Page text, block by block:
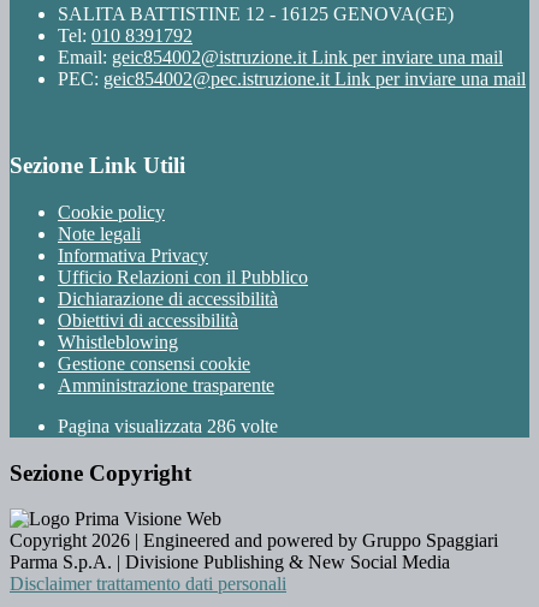
SALITA BATTISTINE 12 - 16125 GENOVA(GE)
Tel: 010 8391792
Email: geic854002@istruzione.it Link per inviare una mail
PEC: geic854002@pec.istruzione.it Link per inviare una mail
Sezione Link Utili
Cookie policy
Note legali
Informativa Privacy
Ufficio Relazioni con il Pubblico
Dichiarazione di accessibilità
Obiettivi di accessibilità
Whistleblowing
Gestione consensi cookie
Amministrazione trasparente
Pagina visualizzata 286 volte
Sezione Copyright
Copyright 2026 | Engineered and powered by Gruppo Spaggiari
Parma S.p.A. | Divisione Publishing & New Social Media
Disclaimer trattamento dati personali